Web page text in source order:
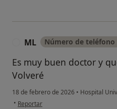
ML Número de
Es muy buen doctor y
Volveré
18 de febrero de 2026 • Hospital
• en opinión del usuario ML
Reportar